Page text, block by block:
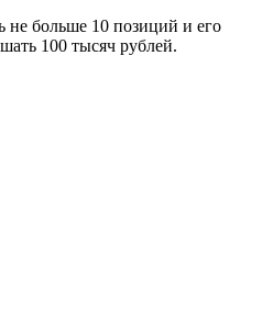
не больше 10 позиций и его
100 тысяч рублей.